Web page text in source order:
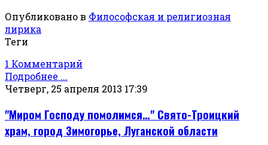
Опубликовано в Философская и религиозная
лирика
Теги
1 Комментарий
Подробнее ...
Четверг, 25 апреля 2013 17:39
"Миром Господу помолимся…" Свято-Троицкий
храм, город Зимогорье, Луганской области